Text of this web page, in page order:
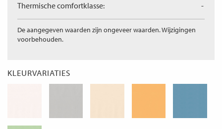
Thermische comfortklasse: -
De aangegeven waarden zijn ongeveer waarden. Wijzigingen
voorbehouden.
KLEURVARIATIES